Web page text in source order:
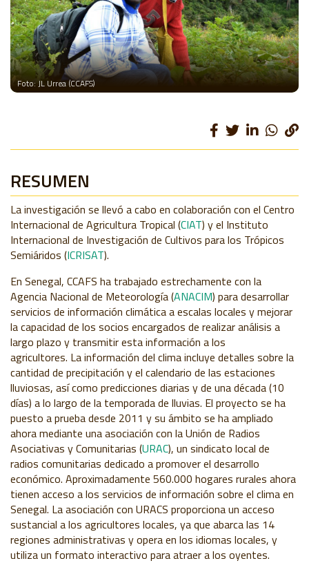
Foto: JL Urrea (CCAFS)
RESUMEN
La investigación se llevó a cabo en colaboración con el Centro
Internacional de Agricultura Tropical (CIAT) y el Instituto
Internacional de Investigación de Cultivos para los Trópicos
Semiáridos (ICRISAT).
En Senegal, CCAFS ha trabajado estrechamente con la
Agencia Nacional de Meteorología (ANACIM) para desarrollar
servicios de información climática a escalas locales y mejorar
la capacidad de los socios encargados de realizar análisis a
largo plazo y transmitir esta información a los
agricultores. La información del clima incluye detalles sobre la
cantidad de precipitación y el calendario de las estaciones
lluviosas, así como predicciones diarias y de una década (10
días) a lo largo de la temporada de lluvias. El proyecto se ha
puesto a prueba desde 2011 y su ámbito se ha ampliado
ahora mediante una asociación con la Unión de Radios
Asociativas y Comunitarias (URAC), un sindicato local de
radios comunitarias dedicado a promover el desarrollo
económico. Aproximadamente 560.000 hogares rurales ahora
tienen acceso a los servicios de información sobre el clima en
Senegal. La asociación con URACS proporciona un acceso
sustancial a los agricultores locales, ya que abarca las 14
regiones administrativas y opera en los idiomas locales, y
utiliza un formato interactivo para atraer a los oyentes.